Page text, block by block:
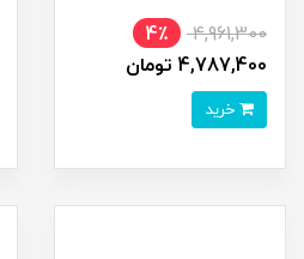
4,961,300
4٪
4,787,400 تومان